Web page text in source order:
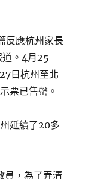
反應杭州家長
道。4月25
日杭州至北
票已售罄。
延續了20多
員，為了弄清